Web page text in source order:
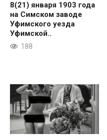
8(21) января 1903 года
на Симском заводе
Уфимского уезда
Уфимской..
188